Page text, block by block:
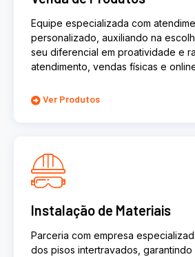
Equipe especializada com
personalizado, auxiliando na
seu diferencial em proatividade e
atendimento, vendas físicas e
Ver Produtos
Instalação de Materiais
Parceria com empresa
dos pisos intertravados,